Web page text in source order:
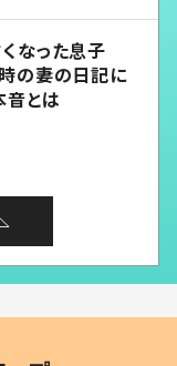
なった息子
の妻の日記に
音とは